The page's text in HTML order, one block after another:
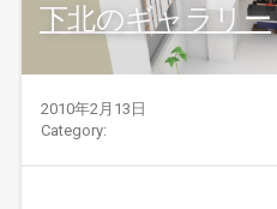
下北のギャラリー
2010年2月13日
Category: